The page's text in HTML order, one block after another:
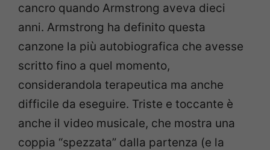
cancro quando Armstrong aveva dieci
anni. Armstrong ha definito questa
canzone la più autobiografica che avesse
scritto fino a quel momento,
considerandola terapeutica ma anche
difficile da eseguire. Triste e toccante è
anche il video musicale, che mostra una
coppia “spezzata” dalla partenza (e la